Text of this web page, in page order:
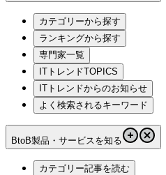
カテゴリーから探す
ランキングから探す
専門家一覧
ITトレンドTOPICS
ITトレンドからのお知らせ
よく検索されるキーワード
BtoB製品・サービスを知る
カテゴリー記事を読む